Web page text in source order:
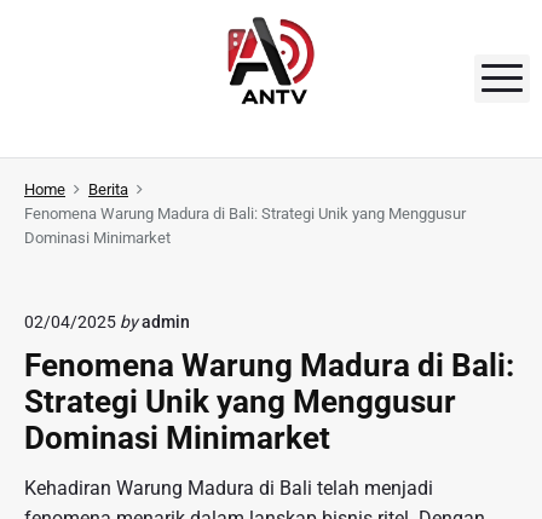
o
A
N
Home
Berita
Fenomena Warung Madura di Bali: Strategi Unik yang Menggusur
Dominasi Minimarket
02/04/2025 byadmin
Fenomena Warung Madura di Bali:
Strategi Unik yang Menggusur
Dominasi Minimarket
Kehadiran Warung Madura di Bali telah menjadi